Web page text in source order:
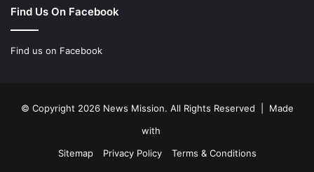
Find Us On Facebook
Find us on Facebook
© Copyright 2026 News Mission. All Rights Reserved | Made
with
Sitemap
Privacy Policy Terms & Conditions